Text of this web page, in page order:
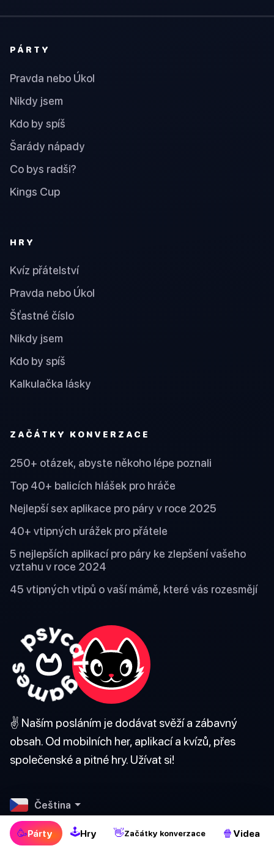
🥳Párty 🕹Hry 👋Začátky konverzace 🍿 Videa
PÁRTY
Pravda nebo Úkol
Nikdy jsem
Kdo by spíš
Šarády nápady
Co bys radši?
Kings Cup
HRY
Kvíz přátelství
Pravda nebo Úkol
Šťastné číslo
Nikdy jsem
Kdo by spíš
Kalkulačka lásky
ZAČÁTKY KONVERZACE
250+ otázek, abyste někoho lépe poznali
Top 40+ balicích hlášek pro hráče
Nejlepší sex aplikace pro páry v roce 2025
40+ vtipných urážek pro přátele
5 nejlepších aplikací pro páry ke zlepšení vašeho
vztahu v roce 2024
45 vtipných vtipů o vaší mámě, které vás rozesmějí
✌️ Naším posláním je dodávat svěží a zábavný
obsah. Od mobilních her, aplikací a kvízů, přes
společenské a pitné hry. Užívat si!
Čeština
O nás